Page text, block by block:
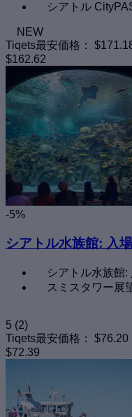
シアトル
NEW
Tiqets最安価格：
$162.62
-5%
シアトル水族館: 入
シアトル水族館:
スミスタワー展
5 (2)
Tiqets最安価格：
$76.20
$72.39